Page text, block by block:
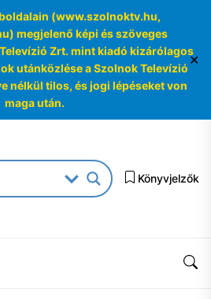
(www.szolnoktv.hu,
megjelenő képi és szöveges
Zrt. mint kiadó kizárólagos
utánközlése a Szolnok Televízió
nélkül tilos, és jogi lépéseket von
maga után.
✕
SzolnokTV
Archívum
Könyvjelzők